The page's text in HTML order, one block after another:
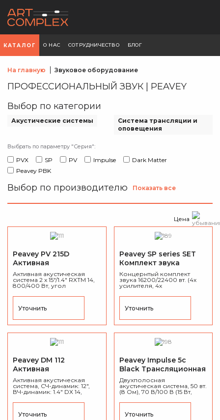
КАТАЛОГ О НАС СОТРУДНИЧЕСТВО БЛОГ
На главную Звуковое оборудование
ПРОФЕССИОНАЛЬНЫЙ ЗВУК | PEAVEY
Выбор по категории
Акустические системы
Система трансляции и
оповещения
Выбрать по параметру "Серия":
PVX SP PV Impulse
Dark Matter
Peavey PBK
Выбор по производителю Показать все
Цена
Peavey PV 215D
Активная
акустическая система
Активная акустическая
система 2 x 15"/1.4" RXTM 14,
800/400 Вт, угол
127 дБ, 40 Гц - 21 кГц ( -10 дБ),
Уточнить
Peavey SP series SET
Комплект звука
Концернтый комплект
звука 16200/22400 вт. (4х
усилителя, 4х
Sub, 4х сателлита Peavey SP
Уточнить
Peavey DM 112
Активная
акустическая система
Активная акустическая
система, СЧ-динамик: 12",
ВЧ-динамик: 1.4" DX 14,
Вт, 110° x 80°, 68 Гц - 19
процессор, текстурный
Уточнить
Peavey Impulse 5c
Black Трансляционная
акустическая система
Двухполосная
акустическая система, 50 вт.
(8 Ом), 70 В/100 В (15 Вт,
20 кГц, настенное
Уточнить